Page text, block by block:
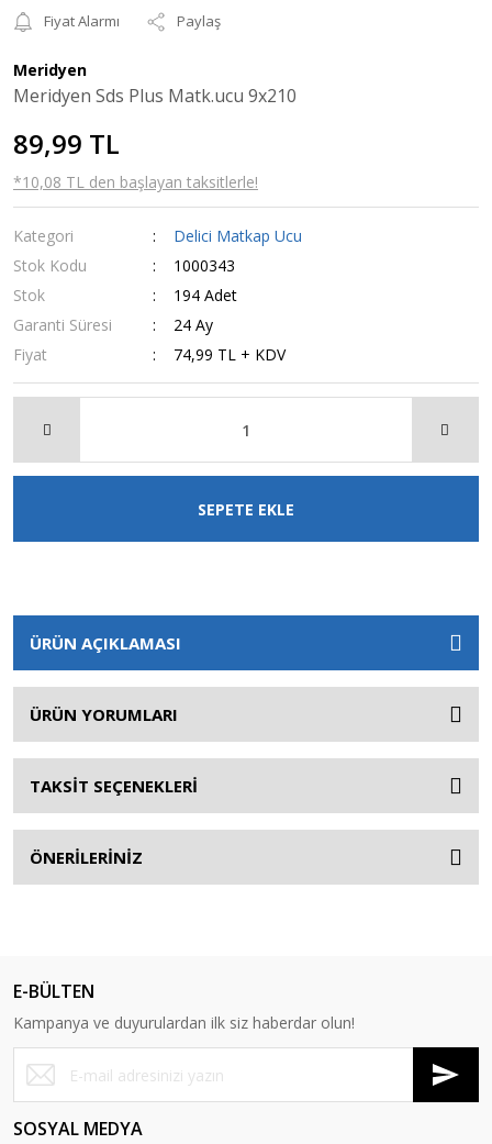
Fiyat Alarmı
Paylaş
Meridyen
Meridyen Sds Plus Matk.ucu 9x210
89,99 TL
*10,08 TL den başlayan taksitlerle!
Kategori
Delici Matkap Ucu
Stok Kodu
1000343
Stok
194 Adet
Garanti Süresi
24 Ay
Fiyat
74,99 TL + KDV
SEPETE EKLE
ÜRÜN AÇIKLAMASI
ÜRÜN YORUMLARI
TAKSİT SEÇENEKLERİ
ÖNERİLERİNİZ
E-BÜLTEN
Kampanya ve duyurulardan ilk siz haberdar olun!
SOSYAL MEDYA